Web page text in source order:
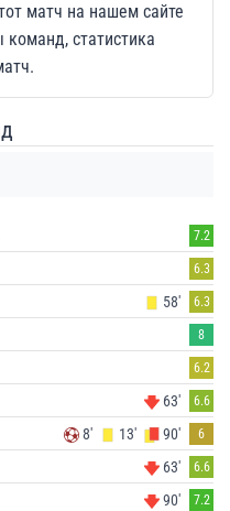
матч на нашем сайте
статистика
7.2
6.3
58' 6.3
8
6.2
63' 6.6
8' 13' 90' 6
63' 6.6
90' 7.2